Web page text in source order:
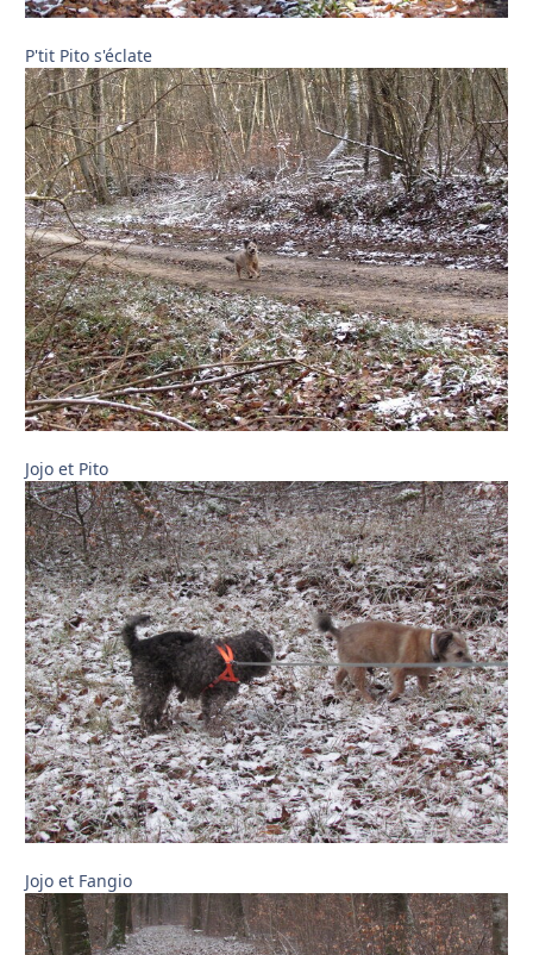
P'tit Pito s'éclate
Jojo et Pito
Jojo et Fangio